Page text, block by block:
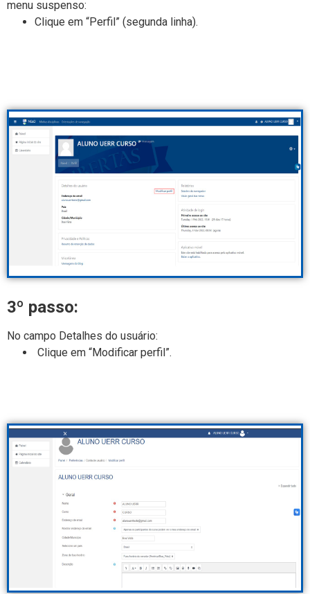
menu suspenso:
Clique em “Perfil” (segunda linha).
3º passo:
No campo Detalhes do usuário:
Clique em “Modificar perfil”.